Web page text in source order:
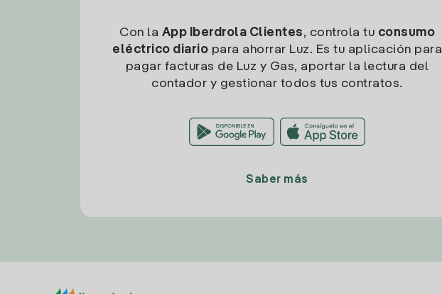
Con la App Iberdrola Clientes, controla tu consumo
eléctrico diario para ahorrar Luz. Es tu aplicación para
pagar facturas de Luz y Gas, aportar la lectura del
contador y gestionar todos tus contratos.
Saber más